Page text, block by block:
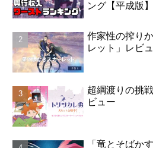
ング【平成版】
作家性の搾り
レット」レビ
超綱渡りの挑
ビュー
「竜とそばか